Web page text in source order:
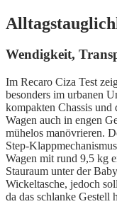
Wendigkeit,
Im Recaro Ciza Test
besonders im urbanen
kompakten Chassis und
Wagen auch in engen
mühelos manövrieren.
Step-
Wagen mit rund 9,5 kg
Stauraum unter der
Wickeltasche, jedoch
da das schlanke Gestell